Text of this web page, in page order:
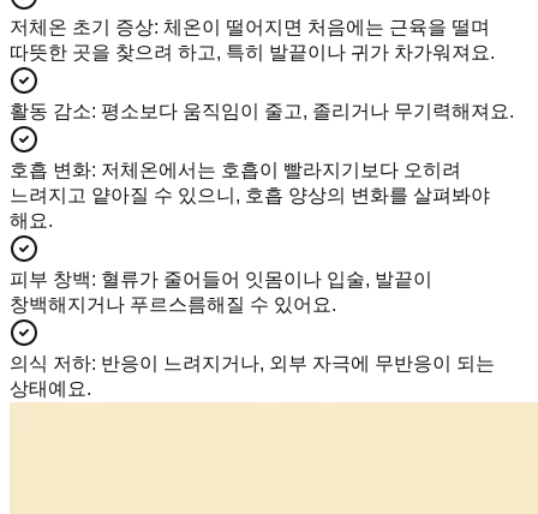
저체온 초기 증상: 체온이 떨어지면 처음에는 근육을 떨며
따뜻한 곳을 찾으려 하고, 특히 발끝이나 귀가 차가워져요.
활동 감소: 평소보다 움직임이 줄고, 졸리거나 무기력해져요.
호흡 변화: 저체온에서는 호흡이 빨라지기보다 오히려
느려지고 얕아질 수 있으니, 호흡 양상의 변화를 살펴봐야
해요.
피부 창백: 혈류가 줄어들어 잇몸이나 입술, 발끝이
창백해지거나 푸르스름해질 수 있어요.
의식 저하: 반응이 느려지거나, 외부 자극에 무반응이 되는
상태예요.